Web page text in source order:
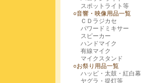
スポットライト等
○音響・映像用品一覧
ＣＤラジカセ
パワードミキサー
スピーカー
ハンドマイク
有線マイク
マイクスタンド
○お祭り用品一覧
ハッピ・太鼓・紅白幕
ヤグラ・提灯等